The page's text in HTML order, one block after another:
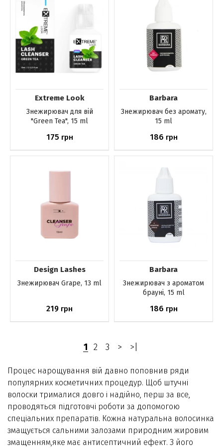
Extreme Look
Знежирювач для вій
"Green Tea", 15 ml
175 грн
Barbara
Знежирювач без аромату,
15 ml
186 грн
Design Lashes
Знежирювач Grape, 13 ml
219 грн
Barbara
Знежирювач з ароматом
брауні, 15 ml
186 грн
1 2 3 > >|
Процес нарощування вій давно поповнив ряди
популярних косметичних процедур. Щоб штучні
волоски трималися довго і надійно, перш за все,
проводяться підготовчі роботи за допомогою
спеціальних препаратів. Кожна натуральна волосинка
змащується сальними залозами природним жировим
змащенням,яке має антисептичний ефект. З його